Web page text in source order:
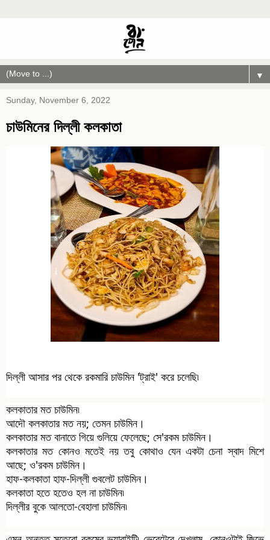
▼
Sunday, November 6, 2022
চাউমিনের দিল্লী কলকাতা
দিল্লী আসার পর থেকে রকমারি চাউমিন 'ট্রাই' করে চলেছি৷
কলকাতার মত চাউমিন৷
আদৌ কলকাতার মত নয়; তেমন চাউমিন।
কলকাতার মত বানাতে গিয়ে গুলিয়ে ফেলেছে; সে'রকম চাউমিন।
কলকাতার মত কোনও মতেই নয় তবু কোথাও যেন একটা চেনা স্বাদ মিশে
আছে; ও'রকম চাউমিন।
হাফ-কলকাতা হাফ-দিল্লী গুবলেট চাউমিন।
কলকাতা হতে হতেও হল না চাউমিন৷
দিল্লীর বুকে আলতো-বেহালা চাউমিন৷